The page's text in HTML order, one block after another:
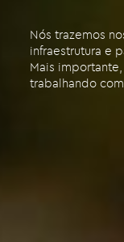
Nós trazemos
infraestrutura e
Mais
trabalhando